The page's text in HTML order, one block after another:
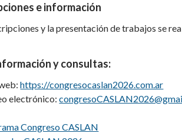
e información
y la presentación de trabajos se
y consultas:
https://congresocaslan2026.com.ar
electrónico:
Congreso CASLAN